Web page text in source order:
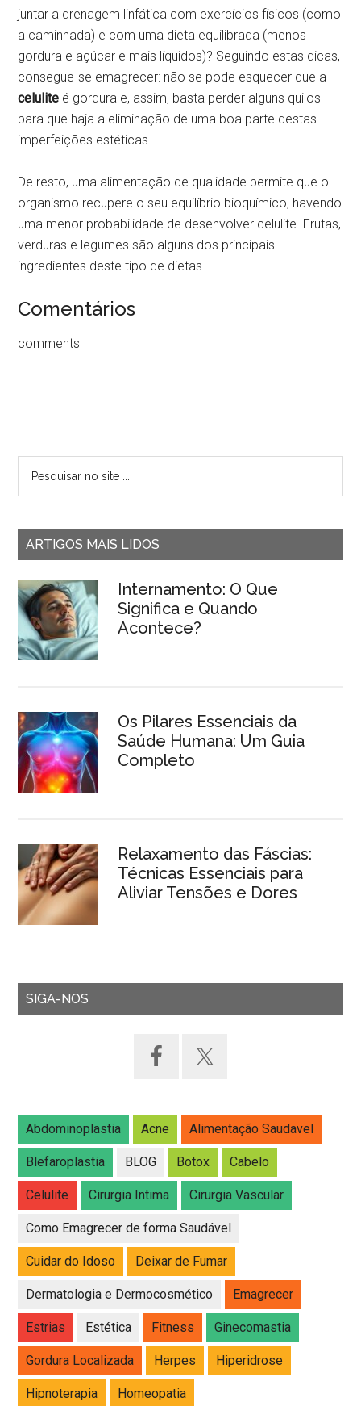
juntar a drenagem linfática com exercícios físicos (como
a caminhada) e com uma dieta equilibrada (menos
gordura e açúcar e mais líquidos)? Seguindo estas dicas,
consegue-se emagrecer: não se pode esquecer que a
celulite é gordura e, assim, basta perder alguns quilos
para que haja a eliminação de uma boa parte destas
imperfeições estéticas.
De resto, uma alimentação de qualidade permite que o
organismo recupere o seu equilíbrio bioquímico, havendo
uma menor probabilidade de desenvolver celulite. Frutas,
verduras e legumes são alguns dos principais
ingredientes deste tipo de dietas.
Comentários
comments
ARTIGOS MAIS LIDOS
Internamento: O Que
Significa e Quando
Acontece?
Os Pilares Essenciais da
Saúde Humana: Um Guia
Completo
Relaxamento das Fáscias:
Técnicas Essenciais para
Aliviar Tensões e Dores
SIGA-NOS
Abdominoplastia Acne Alimentação Saudavel
Blefaroplastia BLOG Botox Cabelo
Celulite Cirurgia Intima Cirurgia Vascular
Como Emagrecer de forma Saudável
Cuidar do Idoso Deixar de Fumar
Dermatologia e Dermocosmético Emagrecer
Estrias Estética Fitness Ginecomastia
Gordura Localizada Herpes Hiperidrose
Hipnoterapia Homeopatia